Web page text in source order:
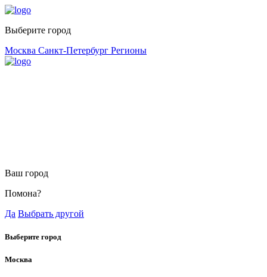
Выберите город
Москва Санкт-Петербург Регионы
Ваш город
Помона?
Да Выбрать другой
Выберите город
Москва